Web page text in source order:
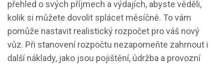
přehled o svých příjmech a výdajích, abyste věděli,
kolik si můžete dovolit splácet měsíčně. To vám
pomůže nastavit realistický rozpočet pro váš nový
vůz. Při stanovení rozpočtu nezapomeňte zahrnout i
další náklady, jako jsou pojištění, údržba a provozní